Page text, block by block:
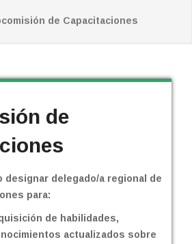
de Capacitaciones
de
designar delegado/a regional de
para:
de habilidades,
actualizados sobre